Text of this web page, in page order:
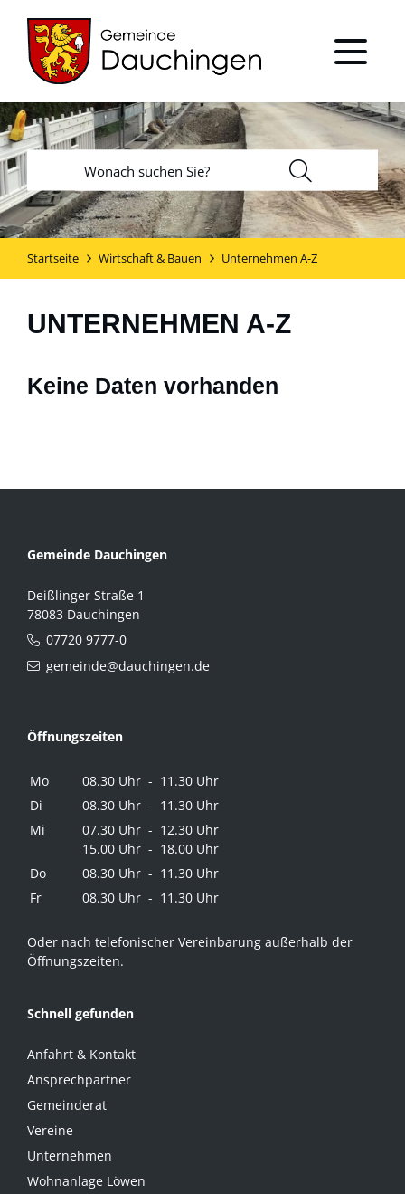
Startseite Wirtschaft & Bauen Unternehmen A-Z
UNTERNEHMEN A-Z
Keine Daten vorhanden
Gemeinde Dauchingen
Deißlinger Straße 1
78083 Dauchingen
07720 9777-0
gemeinde@dauchingen.de
Öffnungszeiten
Mo
08.30 Uhr - 11.30 Uhr
Di
08.30 Uhr - 11.30 Uhr
Mi
07.30 Uhr - 12.30 Uhr
15.00 Uhr - 18.00 Uhr
Do
08.30 Uhr - 11.30 Uhr
Fr
08.30 Uhr - 11.30 Uhr
Oder nach telefonischer Vereinbarung außerhalb der
Öffnungszeiten.
Schnell gefunden
Anfahrt & Kontakt
Ansprechpartner
Gemeinderat
Vereine
Unternehmen
Wohnanlage Löwen